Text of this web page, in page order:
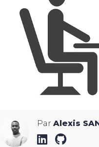
Par Alexis